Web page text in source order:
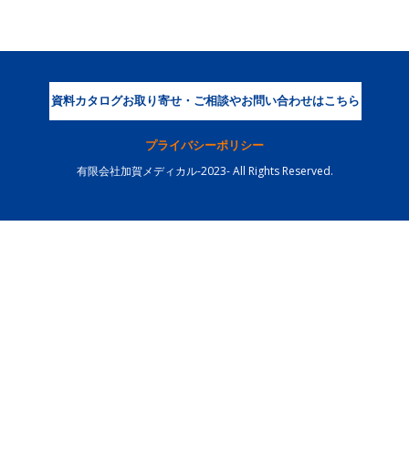
資料カタログお取り寄せ・ご相談やお問い合わせはこちら
プライバシーポリシー
有限会社加賀メディカル-2023- All Rights Reserved.